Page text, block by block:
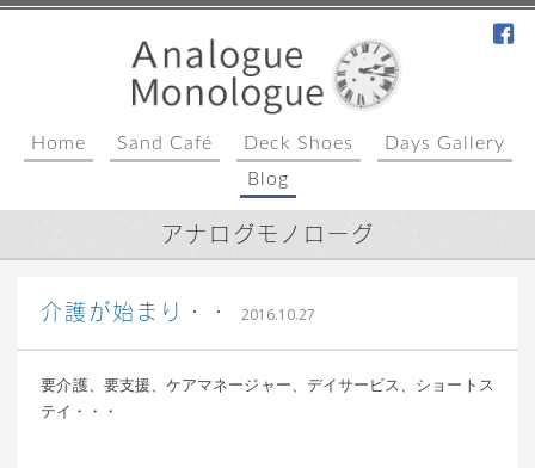
Home Sand Café Deck Shoes
Days Gallery
Blog
アナログモノローグ
介護が始まり・・ 2016.10.27
要介護、要支援、ケアマネージャー、デイサービス、ショートス
テイ・・・